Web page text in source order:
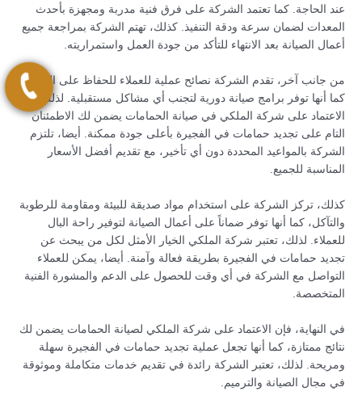
عند الحاجة. كما تعتمد الشركة على فرق فنية مدربة ومجهزة بأحدث
المعدات لضمان سرعة ودقة التنفيذ. كذلك، تهتم الشركة بمراجعة جميع
أعمال الصيانة بعد الانتهاء للتأكد من جودة العمل واستمراريته.
من جانب آخر، تقدم الشركة نصائح عملية للعملاء للحفاظ على الحمام،
كما أنها توفر برامج صيانة دورية لتجنب أي مشاكل مستقبلية. لذلك، فإن
الاعتماد على شركة الملكي في صيانة الحمامات يضمن لك الاطمئنان
التام على تجديد حمامات في الفجيرة بأعلى جودة ممكنة. أيضا، تلتزم
الشركة بالمواعيد المحددة دون أي تأخير، مع تقديم أفضل الأسعار
المناسبة للجميع.
كذلك، تركز الشركة على استخدام مواد صديقة للبيئة ومقاومة للرطوبة
والتآكل، كما أنها توفر ضماناً على أعمال الصيانة لتوفير راحة البال
للعملاء. لذلك، تعتبر شركة الملكي الخيار الأمثل لكل من يبحث عن
تجديد حمامات في الفجيرة بطريقة فعالة وآمنة. أيضا، يمكن للعملاء
التواصل مع الشركة في أي وقت للحصول على الدعم والمشورة الفنية
المتخصصة.
في النهاية، فإن الاعتماد على شركة الملكي لصيانة الحمامات يضمن لك
نتائج ممتازة، كما أنها تجعل عملية تجديد حمامات في الفجيرة سهلة
ومريحة. لذلك، تعتبر الشركة رائدة في تقديم خدمات متكاملة وموثوقة
في مجال الصيانة والترميم.